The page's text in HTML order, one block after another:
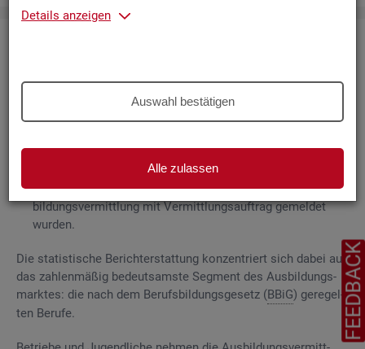
Details anzeigen
Auswahl bestätigen
Alle zulassen
DieAus­bil­dungs­markt­sta­tis­tik be­rich­tet über
Be­wer­be­rin­nen und Be­wer­ber für Be­rufs­aus­bil­
der Agen­tu­ren für Ar­beit undJob­cen­terzum Aus­bil­dungs­
markt in An­spruch neh­men, sowie
Be­rufs­aus­bil­dungs­stel­len, die beiAAundJCfür die Aus­
bil­dungs­ver­mitt­lung mit Ver­mitt­lungs­auf­trag ge­mel­det
wur­den.
Die sta­tis­ti­sche Be­richt­erstat­tung kon­zen­triert sich dabei auf
das zah­len­mä­ßig be­deut­sams­te Seg­ment des Aus­bil­dungs­
mark­tes: die nach dem Be­rufs­bil­dungs­ge­setz (BBiG) ge­re­gel­
ten Be­ru­fe.
FEEDBACK